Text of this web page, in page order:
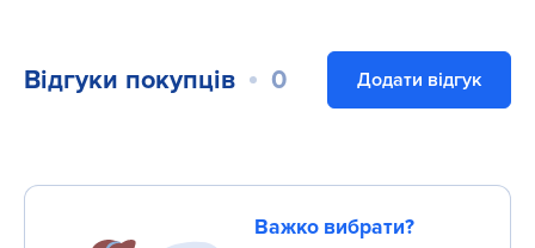
Відгуки покупців 0 Додати відгук
Важко вибрати?